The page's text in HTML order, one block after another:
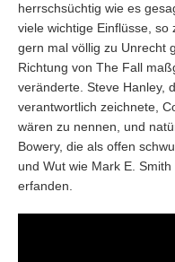
herrschsüchtig wie es
viele wichtige Einflüsse, so
gern mal völlig zu Unrecht
Richtung von The Fall
veränderte. Steve Hanley,
verantwortlich zeichnete,
wären zu nennen, und
Bowery, die als offen
und Wut wie Mark E.
erfanden.